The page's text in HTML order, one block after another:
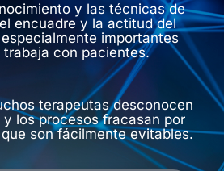
y las técnicas de
encuadre y la actitud del
importantes
trabaja con pacientes.
terapeutas desconocen
los procesos fracasan por
son fácilmente evitables.